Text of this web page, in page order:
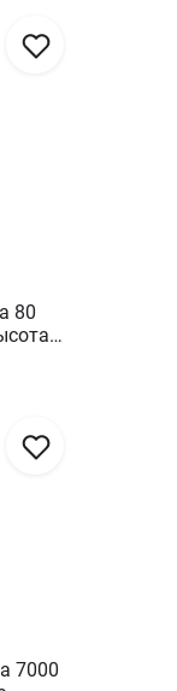
80
7000